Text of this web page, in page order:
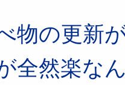
物の更新
全然楽な